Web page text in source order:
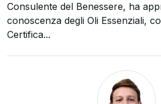
Consulente del Benessere, ha
conoscenza degli Oli Essenziali,
Certifica...